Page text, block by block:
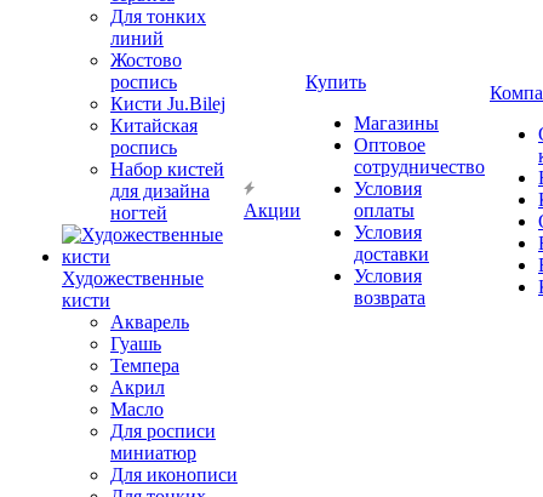
Для тонких
линий
Жостово
роспись
Кисти Ju.Bilej
Китайская
роспись
Набор кистей
для дизайна
ногтей
Художественные
кисти
Акварель
Гуашь
Темпера
Акрил
Масло
Для росписи
миниатюр
Для иконописи
Акции
Купить
Магазины
Оптовое
сотрудничество
Условия
оплаты
Условия
доставки
Условия
возврата